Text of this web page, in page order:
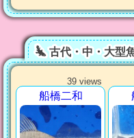
古代・中・大型
39 views
船橋二和